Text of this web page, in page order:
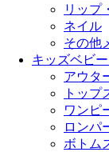
リップ
ネイル
その他
キッズベビ
アウタ
トップ
ワンピ
ロンパ
ボトム